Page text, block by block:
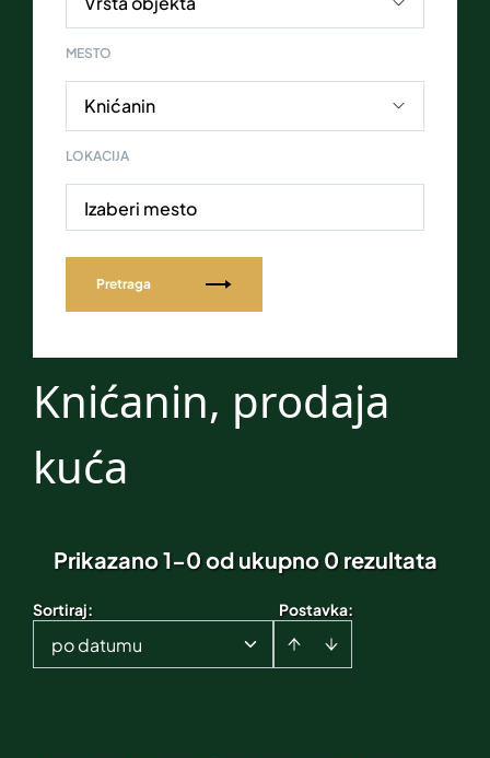
MESTO
LOKACIJA
Izaberi mesto
Pretraga
Knićanin, prodaja
kuća
Prikazano 1-0 od ukupno 0 rezultata
Postavka:
Sortiraj:
po datumu